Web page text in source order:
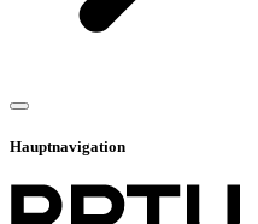
Hauptnavigation